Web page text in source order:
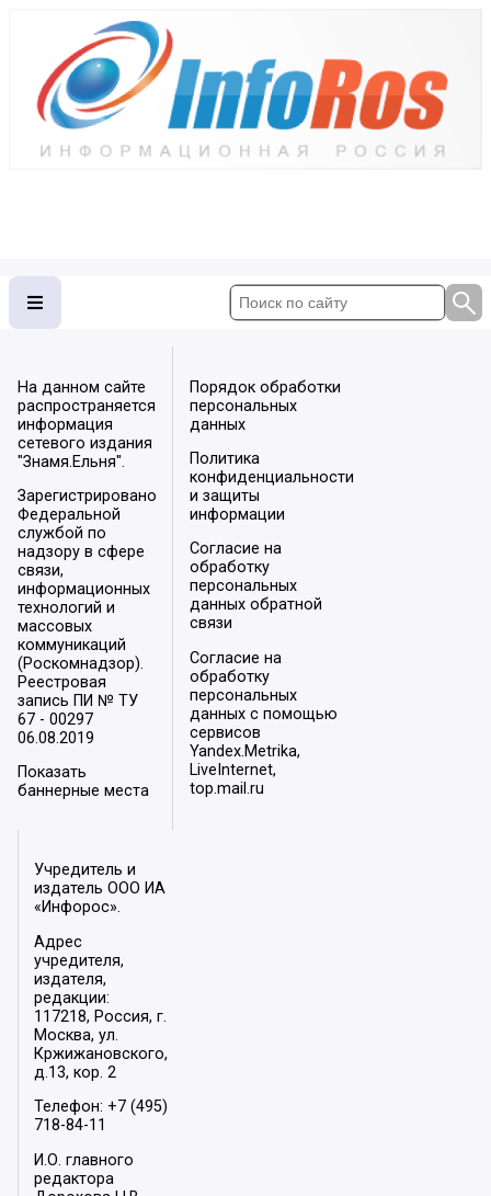
На данном сайте
распространяется
информация
сетевого издания
"Знамя.Ельня".
Зарегистрировано
Федеральной
службой по
надзору в сфере
связи,
информационных
технологий и
массовых
коммуникаций
(Роскомнадзор).
Реестровая
запись ПИ № ТУ
67 - 00297
06.08.2019
Показать
баннерные места
Порядок обработки
персональных
данных
Политика
конфиденциальности
и защиты
информации
Согласие на
обработку
персональных
данных обратной
связи
Согласие на
обработку
персональных
данных с помощью
сервисов
Yandex.Metrika,
LiveInternet,
top.mail.ru
Учредитель и
издатель ООО ИА
«Инфорос».
Адрес
учредителя,
издателя,
редакции:
117218, Россия, г.
Москва, ул.
Кржижановского,
д.13, кор. 2
Телефон: +7 (495)
718-84-11
И.О. главного
редактора